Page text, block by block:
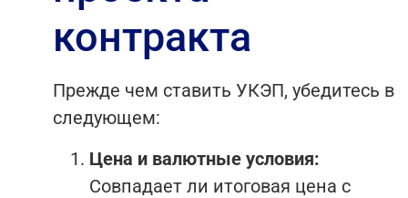
контракта
Прежде чем ставить УКЭП, убедитесь в
следующем:
Цена и валютные условия:
Совпадает ли итоговая цена с